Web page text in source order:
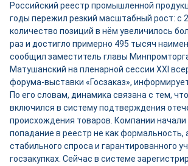
Российский реестр промышленной
годы пережил резкий масштабный рост: с
количество позиций в нём увеличилось
раз и достигло примерно 495 тысяч
сообщил заместитель главы
Матушанский на пленарной сессии XXI
форума-выставки «Госзаказ»,
По его словам, динамика связана с тем,
включился в систему подтверждения
происхождения товаров. Компании
попадание в реестр не как формальность,
стабильного спроса и гарантированного
госзакупках. Сейчас в системе